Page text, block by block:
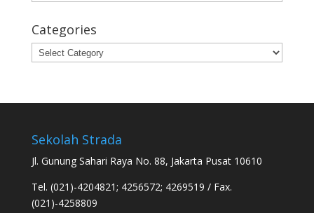
Categories
Categories
Sekolah Strada
Jl. Gunung Sahari Raya No. 88, Jakarta Pusat 10610
Tel. (021)-4204821; 4256572; 4269519 / Fax.
(021)-4258809